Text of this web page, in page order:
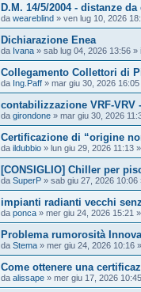
D.M. 14/5/2004 - distanze
da weareblind » ven lug 10, 2026
Dichiarazione Enea
da Ivana » sab lug 04, 2026 13:56 »
Collegamento Collettori di
da Ing.Paff » mar giu 30, 2026 16:05
contabilizzazione VRF-VRV
da girondone » mar giu 30, 2026
Certificazione di “origine
da ildubbio » lun giu 29, 2026 11:13
[CONSIGLIO] Chiller per
da SuperP » sab giu 27, 2026 10:06
impianti radianti vecchi
da ponca » mer giu 24, 2026 15:21
Problema rumorosità Innova
da Stema » mer giu 24, 2026 10:16
Come ottenere una
da alissape » mer giu 17, 2026 10:45